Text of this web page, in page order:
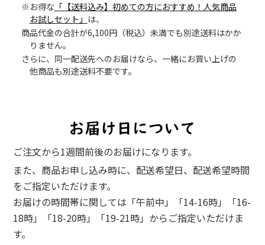
※お得な 「【送料込み】初めての方におすすめ！人気商品
お試しセット」 は、
商品代金の合計が6,100円（税込）未満でも別途送料はかか
りません。
さらに、同一配送先へのお届けなら、一緒にお買い上げの
他商品も別途送料不要です。
ご注文から1週間前後のお届けになります。
また、商品お申し込み時に、配送希望日、配送希望時間
をご指定いただけます。
お届けの時間帯に関しては「午前中」「14-16時」「16-
18時」「18-20時」「19-21時」からご指定いただけま
す。